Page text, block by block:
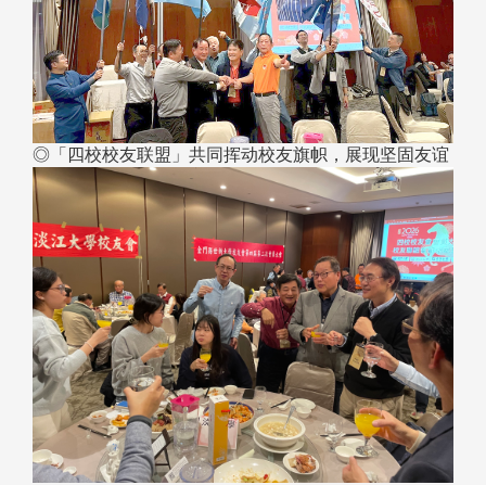
◎「四校校友联盟」共同挥动校友旗帜，展现坚固友谊